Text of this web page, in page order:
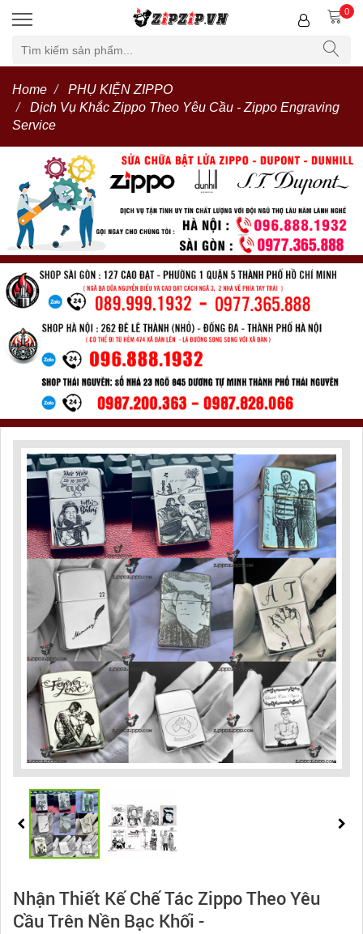
0
Home
PHỤ KIỆN ZIPPO
Dịch Vụ Khắc Zippo Theo Yêu Cầu - Zippo Engraving
Service
Nhận Thiết Kế Chế Tác Zippo Theo Yêu
Cầu Trên Nền Bạc Khối -